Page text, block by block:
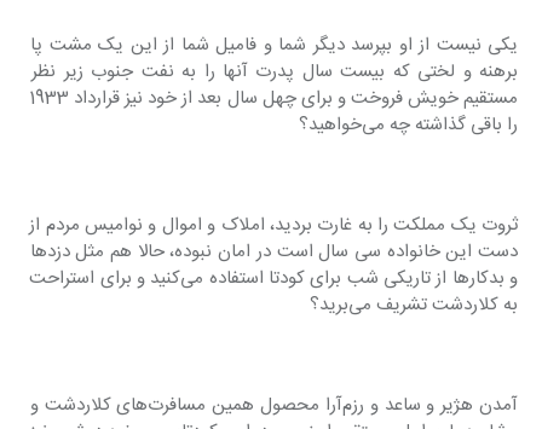
یکی نیست از او بپرسد دیگر شما و فامیل شما از این یک مشت پا
برهنه و لختی که بیست سال پدرت آنها را به نفت جنوب زیر نظر
را باقی گذاشته چه می‌خواهید؟
ثروت یک مملکت را به غارت بردید، املاک و اموال و نوامیس مردم از
دست این خانواده سی سال است در امان نبوده، حالا هم مثل دزدها
و بدکارها از تاریکی شب برای کودتا استفاده می‌کنید و برای استراحت
به کلاردشت تشریف می‌برید؟
آمدن هژیر و ساعد و رزم‌آرا محصول همین مسافرت‌های کلاردشت و